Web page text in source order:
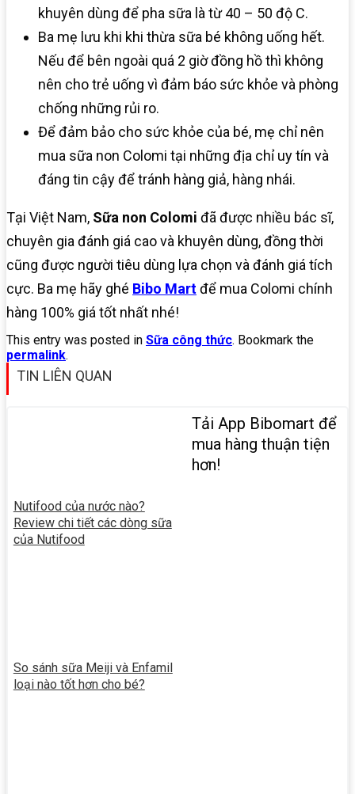
khuyên dùng để pha sữa là từ 40 – 50 độ C.
Ba mẹ lưu khi khi thừa sữa bé không uống hết.
Nếu để bên ngoài quá 2 giờ đồng hồ thì không
nên cho trẻ uống vì đảm báo sức khỏe và phòng
chống những rủi ro.
Để đảm bảo cho sức khỏe của bé, mẹ chỉ nên
mua sữa non Colomi tại những địa chỉ uy tín và
đáng tin cậy để tránh hàng giả, hàng nhái.
Tại Việt Nam, Sữa non Colomi đã được nhiều bác sĩ,
chuyên gia đánh giá cao và khuyên dùng, đồng thời
cũng được người tiêu dùng lựa chọn và đánh giá tích
cực. Ba mẹ hãy ghé Bibo Martđể mua Colomi chính
hàng 100% giá tốt nhất nhé!
This entry was posted in Sữa công thức. Bookmark the
permalink.
TIN LIÊN QUAN
Nutifood của nước nào?
Review chi tiết các dòng sữa
của Nutifood
So sánh sữa Meiji và Enfamil
loại nào tốt hơn cho bé?
Tải App Bibomart để
mua hàng thuận tiện
hơn!